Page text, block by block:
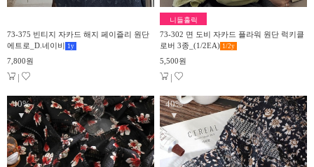
73-375 빈티지 자카드 해지 페이즐리 원단
에트로_D.네이비 1 y
7,800원
|
니들홀릭
73-302 면 도비 자카드 플라워 원단 럭키클
로버 3종_(1/2EA) 1/2y
5,500원
|
40%
▼
40%
▼